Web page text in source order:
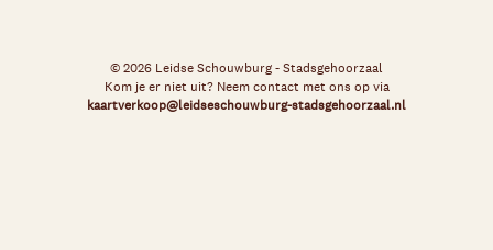
© 2026 Leidse Schouwburg - Stadsgehoorzaal
Kom je er niet uit? Neem contact met ons op via
kaartverkoop@leidseschouwburg-stadsgehoorzaal.nl